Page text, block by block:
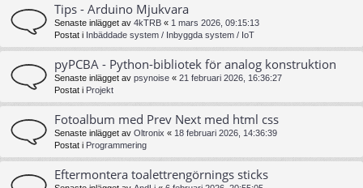
Tips - Arduino Mjukvara
Senaste inlägget av 4kTRB « 1 mars 2026, 09:15:13
Postat i Inbäddade system / Inbyggda system / IoT
pyPCBA - Python-bibliotek för analog konstruktion
Senaste inlägget av psynoise « 21 februari 2026, 16:36:27
Postat i Projekt
Fotoalbum med Prev Next med html css
Senaste inlägget av Oltronix « 18 februari 2026, 14:36:39
Postat i Programmering
Eftermontera toalettrengörnings sticks